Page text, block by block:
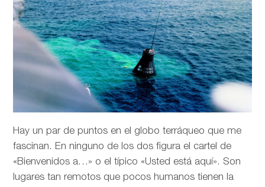
Hay un par de puntos en el globo terráqueo que me
fascinan. En ninguno de los dos figura el cartel de
«Bienvenidos a…» o el típico «Usted está aquí». Son
lugares tan remotos que pocos humanos tienen la